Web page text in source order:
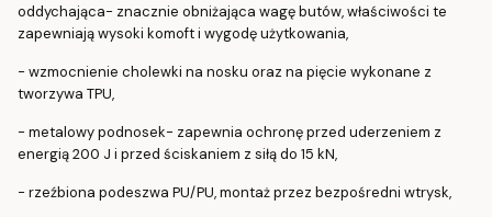
oddychająca- znacznie obniżająca wagę butów, właściwości te
zapewniają wysoki komoft i wygodę użytkowania,
- wzmocnienie cholewki na nosku oraz na pięcie wykonane z
tworzywa TPU,
- metalowy podnosek- zapewnia ochronę przed uderzeniem z
energią 200 J i przed ściskaniem z siłą do 15 kN,
- rzeźbiona podeszwa PU/PU, montaż przez bezpośredni wtrysk,